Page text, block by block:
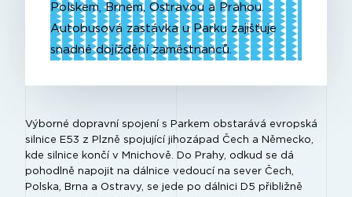
Polskem, Brnem, Ostravou a Prahou.
Autobusová zastávka u Parku zajišťuje
snadné dojíždění zaměstnanců.
Výborné dopravní spojení s Parkem obstarává evropská
silnice E53 z Plzně spojující jihozápad Čech a Německo,
kde silnice končí v Mnichově. Do Prahy, odkud se dá
pohodlně napojit na dálnice vedoucí na sever Čech,
Polska, Brna a Ostravy, se jede po dálnici D5 přibližně